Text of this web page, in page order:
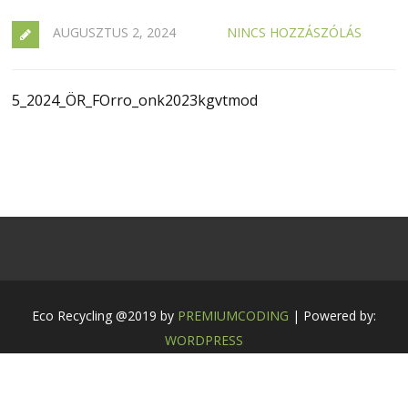
AUGUSZTUS 2, 2024 NINCS HOZZÁSZÓLÁS
5_2024_ÖR_FOrro_onk2023kgvtmod
Eco Recycling @2019 by PREMIUMCODING | Powered by:
WORDPRESS